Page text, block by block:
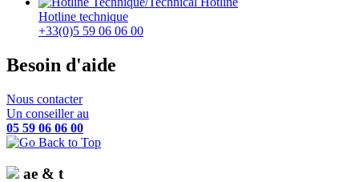
Hotline technique
+33(0)5 59 06 06 00
Besoin d'aide
Nous contacter
Un conseiller au
05 59 06 06 00
ae & t